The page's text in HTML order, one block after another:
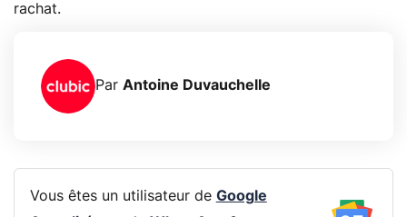
rachat.
Par Antoine Duvauchelle
Vous êtes un utilisateur de Google